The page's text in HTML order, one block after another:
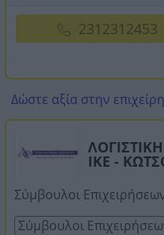
2312312453
Δώστε αξία στην
ΙΚΕ -
Σύμβουλοι
Σύμβουλοι